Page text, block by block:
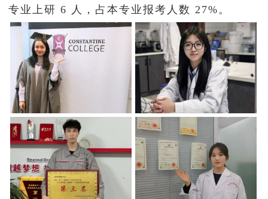
专业上研 6 人，占本专业报考人数 27%。